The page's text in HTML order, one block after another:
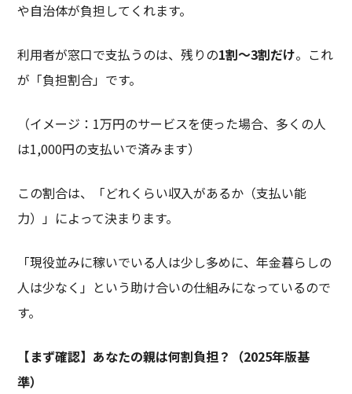
や自治体が負担してくれます。
利用者が窓口で支払うのは、残りの1割～3割だけ。これ
が「負担割合」です。
（イメージ：1万円のサービスを使った場合、多くの人
は1,000円の支払いで済みます）
この割合は、「どれくらい収入があるか（支払い能
力）」によって決まります。
「現役並みに稼いでいる人は少し多めに、年金暮らしの
人は少なく」という助け合いの仕組みになっているので
す。
【まず確認】あなたの親は何割負担？（2025年版基
準）